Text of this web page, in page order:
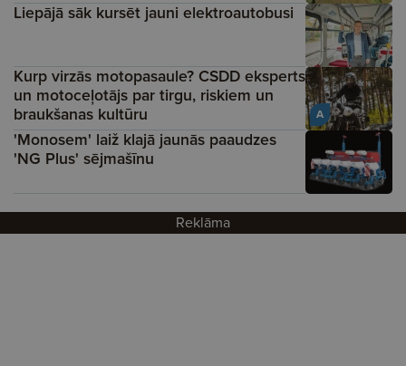
Liepājā sāk kursēt jauni elektroautobusi
A
Kurp virzās motopasaule? CSDD eksperts
un motoceļotājs par tirgu, riskiem un
braukšanas kultūru
'Monosem' laiž klajā jaunās paaudzes
'NG Plus' sējmašīnu
Reklāma